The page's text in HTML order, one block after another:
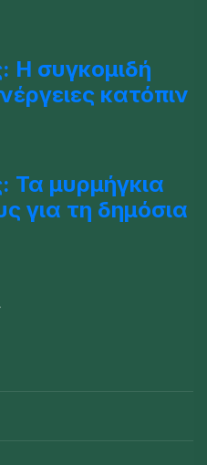
Η συγκομιδή
κατόπιν
Τα μυρμήγκια
για τη δημόσια